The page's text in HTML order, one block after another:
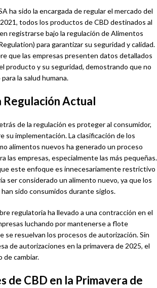
ha sido la encargada de regular el mercado del
todos los productos de CBD destinados al
registrarse bajo la regulación de Alimentos
para garantizar su seguridad y calidad.
que las empresas presenten datos detallados
producto y su seguridad, demostrando que no
la salud humana.
Regulación Actual
de la regulación es proteger al consumidor,
su implementación. La clasificación de los
alimentos nuevos ha generado un proceso
las empresas, especialmente las más pequeñas.
este enfoque es innecesariamente restrictivo
ser considerado un alimento nuevo, ya que los
sido consumidos durante siglos.
regulatoria ha llevado a una contracción en el
luchando por mantenerse a flote
se resuelvan los procesos de autorización. Sin
de autorizaciones en la primavera de 2025, el
de cambiar.
de CBD en la Primavera de